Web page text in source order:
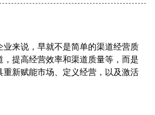
来说，早就不是简单的渠道经营质
提高经营效率和渠道质量等，而是
新赋能市场、定义经营，以及激活